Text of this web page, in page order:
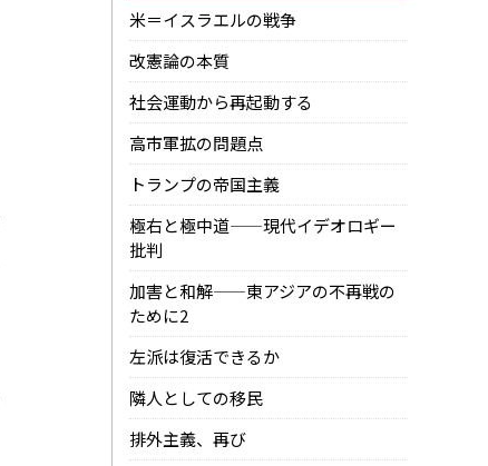
米＝イスラエルの戦争
改憲論の本質
社会運動から再起動する
高市軍拡の問題点
トランプの帝国主義
極右と極中道——現代イデオロギー
批判
加害と和解——東アジアの不再戦の
ために2
左派は復活できるか
隣人としての移民
排外主義、再び